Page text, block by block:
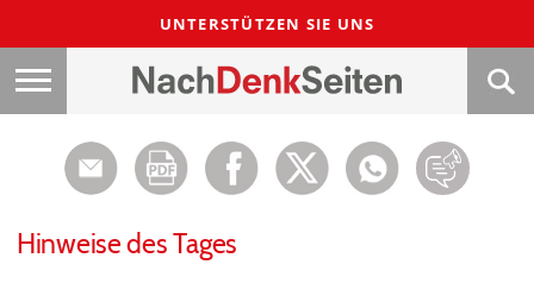
UNTERSTÜTZEN SIE UNS
Hinweise des Tages